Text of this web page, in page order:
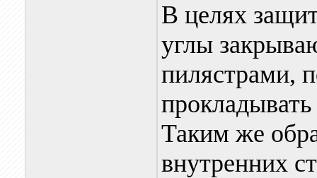
В целях
углы
пилястрами,
Таким же
внутренних